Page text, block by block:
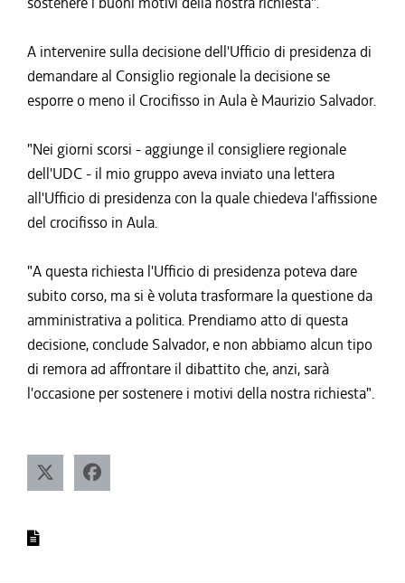
A intervenire sulla decisione dell'Ufficio di presidenza di
demandare al Consiglio regionale la decisione se
esporre o meno il Crocifisso in Aula è Maurizio Salvador.
"Nei giorni scorsi - aggiunge il consigliere regionale
dell'UDC - il mio gruppo aveva inviato una lettera
all'Ufficio di presidenza con la quale chiedeva l'affissione
del crocifisso in Aula.
"A questa richiesta l'Ufficio di presidenza poteva dare
subito corso, ma si è voluta trasformare la questione da
amministrativa a politica. Prendiamo atto di questa
decisione, conclude Salvador, e non abbiamo alcun tipo
di remora ad affrontare il dibattito che, anzi, sarà
l'occasione per sostenere i motivi della nostra richiesta".